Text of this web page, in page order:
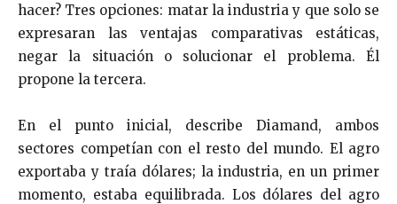
hacer? Tres opciones: matar la industria y que solo se
expresaran las ventajas comparativas estáticas,
negar la situación o solucionar el problema. Él
propone la tercera.
En el punto inicial, describe Diamand, ambos
sectores competían con el resto del mundo. El agro
exportaba y traía dólares; la industria, en un primer
momento, estaba equilibrada. Los dólares del agro